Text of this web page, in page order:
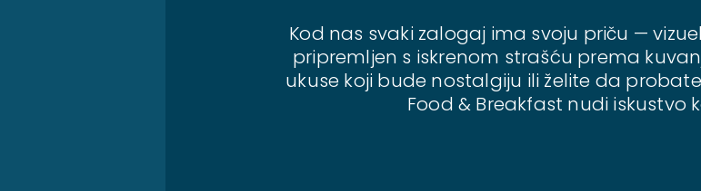
Kod nas svaki zalogaj ima svoju priču —
pripremljen s iskrenom strašću prema
ukuse koji bude nostalgiju ili želite da
Food & Breakfast nudi iskustvo